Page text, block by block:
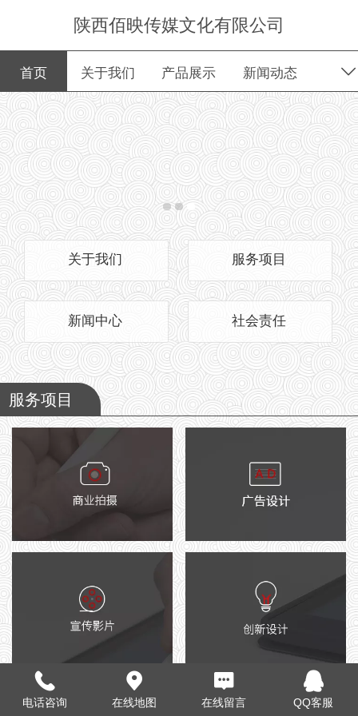
陕西佰映传媒文化有限公司
首页 关于我们 产品展示 新闻动态
留言板
关于我们 服务项目
新闻中心 社会责任
服务项目
更多
电话咨询 在线地图 在线留言 QQ客服